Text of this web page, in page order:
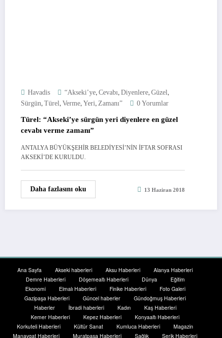
Havadis “Akseki’ye, Cevabı, Diyenlere, Güzel ,
Sürgün, Türel , Verme, Yeri, Zamanı” 0 Yorumlar
Türel: “Akseki’ye sürgün yeri diyenlere en güzel
cevabı verme zamanı”
ANTALYA BÜYÜKŞEHİR BELEDİYESİ’NİN İFTAR SOFRASI
AKSEKİ’DE KURULDU.
Daha fazlasını oku 13 Haziran 2018
Ana Sayfa Akseki haberleri Aksu Haberleri
Alanya Haberleri
Demre Haberleri
Döşemealtı Haberleri Dünya
Eğitim
Ekonomi
Elmalı Haberleri Finike Haberleri
Foto Galeri
Gazipaşa Haberleri
Güncel haberler
Gündoğmuş Haberleri
Haberler
İbradi haberleri Kadın
Kaş Haberleri
Kemer Haberleri
Kepez Haberleri
Konyaaltı Haberleri
Korkuteli Haberleri
Kültür Sanat Kumluca Haberleri
Magazin
Manavgat Haberleri
Muratpaşa Haberleri Sağlık Serik Haberleri